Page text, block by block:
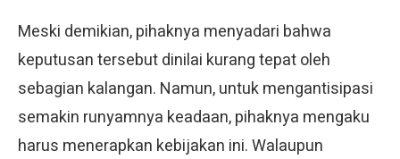
Meski demikian, pihaknya menyadari bahwa
keputusan tersebut dinilai kurang tepat oleh
sebagian kalangan. Namun, untuk mengantisipasi
semakin runyamnya keadaan, pihaknya mengaku
harus menerapkan kebijakan ini. Walaupun